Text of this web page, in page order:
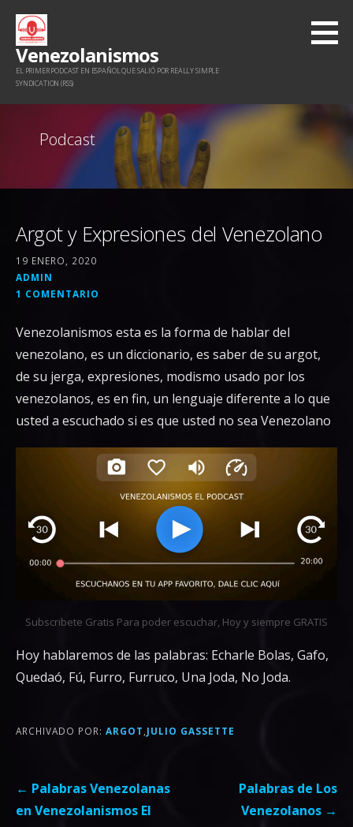
Saltar
contenido
Venezolanismos
EL PRIMER PODCAST EN ESPAÑOL QUE SALIÓ POR REALLY SIMPLE
SYNDICATION (RSS)
Podcast
Argot y Expresiones del Venezolano
19 ENERO, 2020
ADMIN
1 COMENTARIO
Venezolanismos esta es la forma de hablar del
venezolano, es un diccionario, es saber de su argot,
de su jerga, expresiones, modismo usado por los
venezolanos, es en fin, un lenguaje diferente a lo que
usted a escuchado si es que usted no sea Venezolano
Subscribete Gratis Para poder escuchar, Hoy y siempre GRATIS
Hoy hablaremos de las palabras: Echarle Bolas, Gafo,
Quedaó, Fú, Furro, Furruco, Una Joda, No Joda.
ARCHIVADO POR: ARGOT JULIO GASSETTE
Navegación
de
← Palabras Venezolanas
en Venezolanismos El
Palabras de Los
Venezolanos →